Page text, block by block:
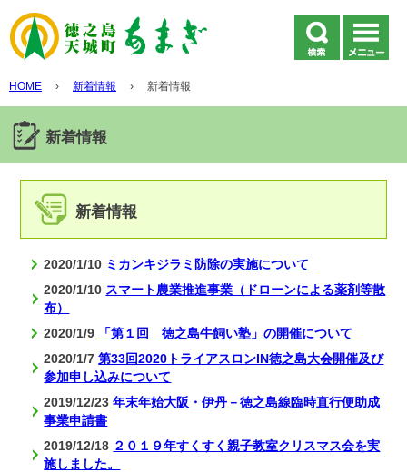
HOME › 新着情報 › 新着情報
新着情報
新着情報
2020/1/10 ミカンキジラミ防除の実施について
2020/1/10 スマート農業推進事業（ドローンによる薬剤等散
布）
2020/1/9
「第１回 徳之島牛飼い塾」の開催について
2020/1/7第33回2020トライアスロンIN徳之島大会開催及び
参加申し込みについて
2019/12/23年末年始大阪・伊丹－徳之島線臨時直行便助成
事業申請書
2019/12/18 ２０１９年すくすく親子教室クリスマス会を実
施しました。